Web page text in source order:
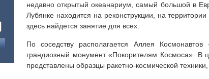
недавно открытый океанариум, самый большой в
Лубянке находится на реконструкции, на
здесь найдется занятие для всех.
По соседству располагается Аллея
грандиозный монумент «Покорителям Космоса». В
представлены образцы ракетно-космической